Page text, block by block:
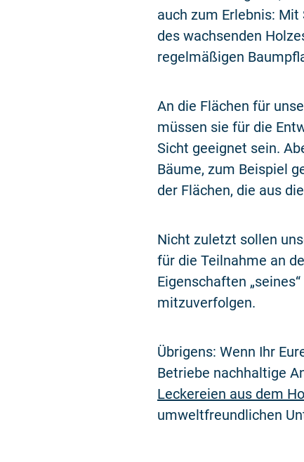
auch zum Erlebnis:
des wachsenden
regelmäßigen
An die Flächen für
müssen sie für die
Sicht geeignet sein.
Bäume, zum Beispiel
der Flächen, die aus
Nicht zuletzt sollen
für die Teilnahme an
Eigenschaften
mitzuverfolgen.
Übrigens: Wenn Ihr
Betriebe nachhaltige
Leckereien aus dem
umweltfreundlichen